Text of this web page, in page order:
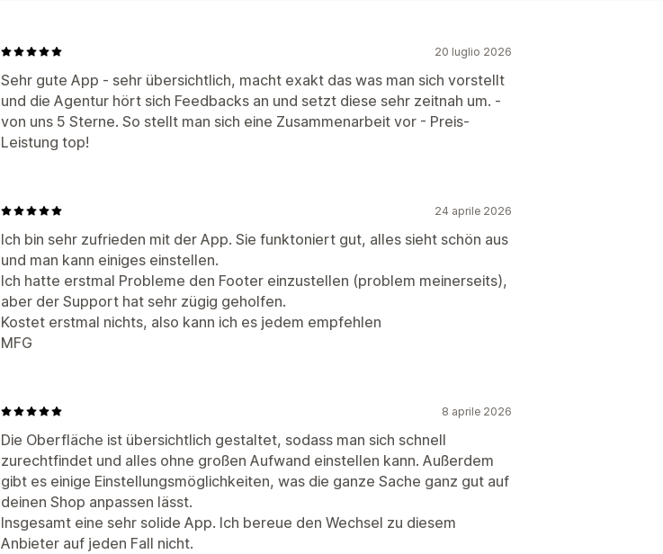
20 luglio 2026
Sehr gute App - sehr übersichtlich, macht exakt das was man sich vorstellt
und die Agentur hört sich Feedbacks an und setzt diese sehr zeitnah um. -
von uns 5 Sterne. So stellt man sich eine Zusammenarbeit vor - Preis-
Leistung top!
24 aprile 2026
Ich bin sehr zufrieden mit der App. Sie funktoniert gut, alles sieht schön aus
und man kann einiges einstellen.
Ich hatte erstmal Probleme den Footer einzustellen (problem meinerseits),
aber der Support hat sehr zügig geholfen.
Kostet erstmal nichts, also kann ich es jedem empfehlen
MFG
8 aprile 2026
Die Oberfläche ist übersichtlich gestaltet, sodass man sich schnell
zurechtfindet und alles ohne großen Aufwand einstellen kann. Außerdem
gibt es einige Einstellungsmöglichkeiten, was die ganze Sache ganz gut auf
deinen Shop anpassen lässt.
Insgesamt eine sehr solide App. Ich bereue den Wechsel zu diesem
Anbieter auf jeden Fall nicht.